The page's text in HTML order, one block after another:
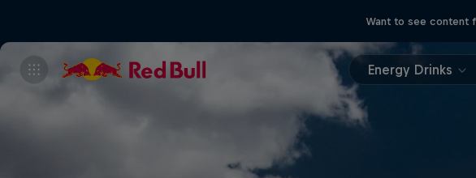
Want to see content
Energy Drinks